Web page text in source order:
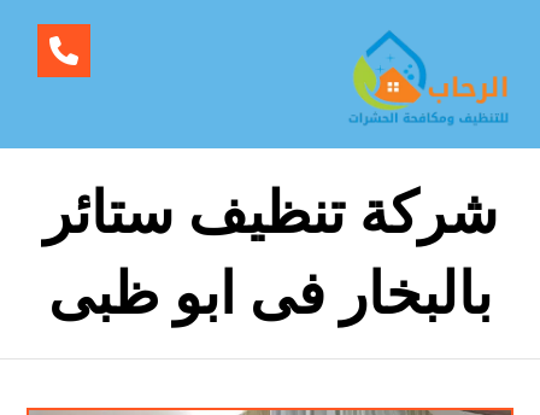
شركة تنظيف ستائر
بالبخار فى ابو ظبى